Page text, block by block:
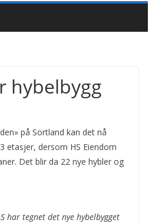
hybelbygg
på Sortland kan det nå
etasjer, dersom HS Eiendom
Det blir da 22 nye hybler og
har tegnet det nye hybelbygget